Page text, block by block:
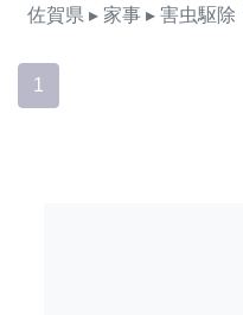
佐賀県 ▸ 家事 ▸ 害虫駆除
1